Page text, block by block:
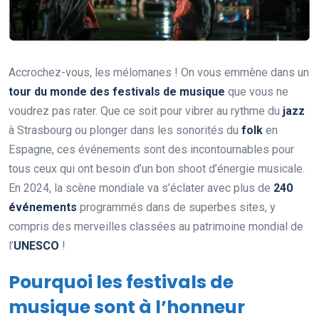
Accrochez-vous, les mélomanes ! On vous emmène dans un
tour du monde des festivals de musique que vous ne
voudrez pas rater. Que ce soit pour vibrer au rythme du jazz
à Strasbourg ou plonger dans les sonorités du folk en
Espagne, ces événements sont des incontournables pour
tous ceux qui ont besoin d’un bon shoot d’énergie musicale.
En 2024, la scène mondiale va s’éclater avec plus de 240
événements programmés dans de superbes sites, y
compris des merveilles classées au patrimoine mondial de
l’UNESCO !
Pourquoi les festivals de
musique sont à l’honneur